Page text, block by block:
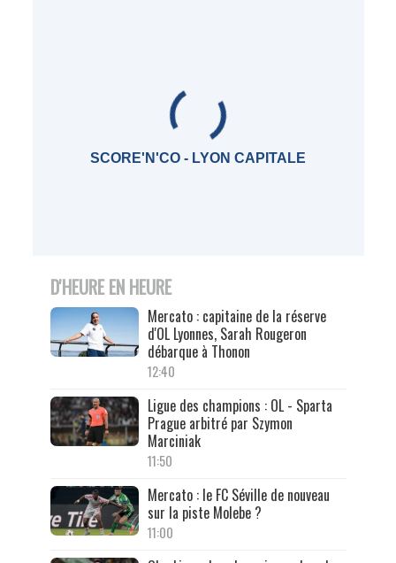
SCORE'N'CO - LYON CAPITALE
D'HEURE EN HEURE
Mercato : capitaine de la réserve
d'OL Lyonnes, Sarah Rougeron
débarque à Thonon
12:40
Ligue des champions : OL - Sparta
Prague arbitré par Szymon
Marciniak
11:50
Mercato : le FC Séville de nouveau
sur la piste Molebe ?
11:00